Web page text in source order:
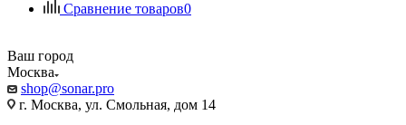
Сравнение товаров0
Ваш город
Москва
shop@sonar.pro
г. Москва, ул. Смольная, дом 14